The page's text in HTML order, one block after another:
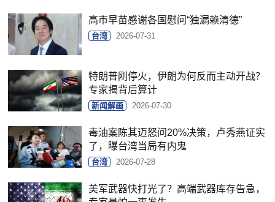
高市早苗感谢各国慰问“独漏赖清德”
台湾 2026-07-31
特朗普刚停火，伊朗为何反而主动开战？
专家揭背后算计
新闻解画 2026-07-30
毒油案陈其迈怒问20%决策，卢秀燕证实
了，曝台湾当局有内鬼
台湾 2026-07-28
美军武器快打光了？高端武器库存告急，